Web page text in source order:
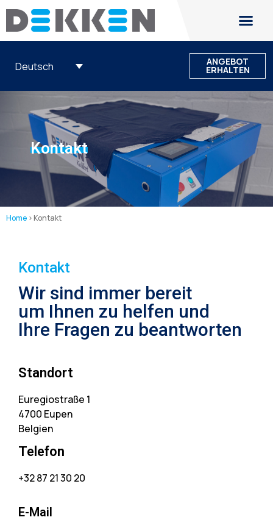
Deutsch ANGEBOT
ERHALTEN
Kontakt
Home > Kontakt
Kontakt
Wir sind immer bereit
um Ihnen zu helfen und
Ihre Fragen zu beantworten
Standort
Euregiostraße 1
4700 Eupen
Belgien
Telefon
+32 87 21 30 20
E-Mail